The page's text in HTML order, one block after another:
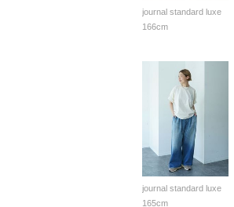
journal standard luxe
166cm
journal standard luxe
165cm